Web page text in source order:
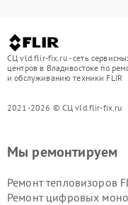
СЦ vld.flir-fix.ru - сеть
центров в Владивостоке по
и обслуживанию техники FLIR
2021-2026 © СЦ vld.flir-fix.ru
Мы ремонтируем
Ремонт тепловизоров
Ремонт цифровых